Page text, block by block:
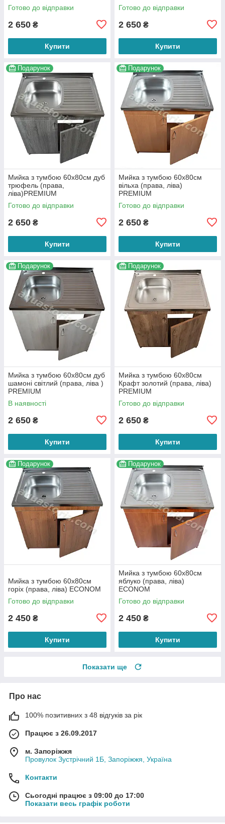
Готово до відправки
2 650 ₴
Купити
Готово до відправки
2 650 ₴
Купити
Подарунок
Мийка з тумбою 60х80см дуб
трюфель (права,
ліва)PREMIUM
Готово до відправки
2 650 ₴
Купити
Подарунок
Мийка з тумбою 60х80см
вільха (права, ліва)
PREMIUM
Готово до відправки
2 650 ₴
Купити
Подарунок
Мийка з тумбою 60х80см дуб
шамоні світлий (права, ліва )
PREMIUM
В наявності
2 650 ₴
Купити
Подарунок
Мийка з тумбою 60х80см
Крафт золотий (права, ліва)
PREMIUM
Готово до відправки
2 650 ₴
Купити
Подарунок
Мийка з тумбою 60х80см
горіх (права, ліва) ECONOM
Готово до відправки
2 450 ₴
Купити
Подарунок
Мийка з тумбою 60х80см
яблуко (права, ліва)
ECONOM
Готово до відправки
2 450 ₴
Купити
Показати ще
Про нас
100% позитивних з 48 відгуків за рік
Працює з 26.09.2017
м. Запоріжжя
Провулок Зустрічний 1Б, Запоріжжя, Україна
Контакти
Сьогодні працює з 09:00 до 17:00
Показати весь графік роботи